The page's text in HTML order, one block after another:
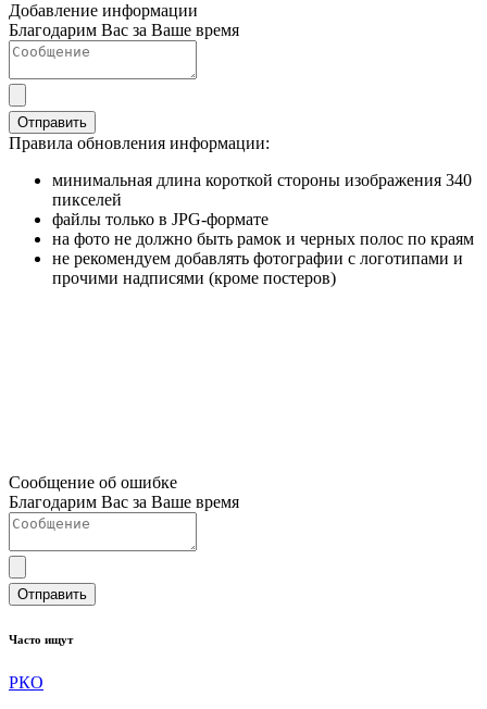
Добавление информации
Благодарим Вас за Ваше время
Отправить
Правила обновления информации:
минимальная длина короткой стороны изображения 340
пикселей
файлы только в JPG-формате
на фото не должно быть рамок и черных полос по краям
не рекомендуем добавлять фотографии с логотипами и
прочими надписями (кроме постеров)
Сообщение об ошибке
Благодарим Вас за Ваше время
Отправить
Часто ищут
РКО